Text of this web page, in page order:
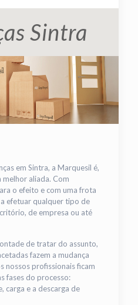
Sintra
em Sintra, a Marquesil é,
melhor aliada. Com
o efeito e com uma frota
efetuar qualquer tipo de
de empresa ou até
de tratar do assunto,
fazem a mudança
nossos profissionais ficam
fases do processo:
carga e a descarga de